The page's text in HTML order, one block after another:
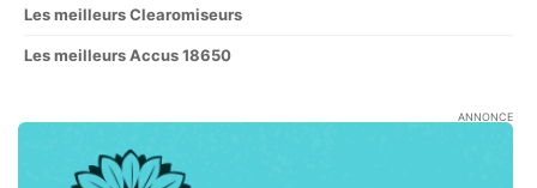
Les meilleurs Clearomiseurs
Les meilleurs Accus 18650
ANNONCE